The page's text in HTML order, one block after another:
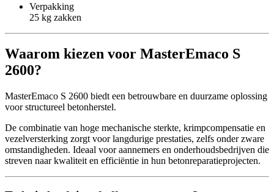
Verpakking
25 kg zakken
Waarom kiezen voor MasterEmaco S
2600?
MasterEmaco S 2600 biedt een betrouwbare en duurzame oplossing
voor structureel betonherstel.
De combinatie van hoge mechanische sterkte, krimpcompensatie en
vezelversterking zorgt voor langdurige prestaties, zelfs onder zware
omstandigheden. Ideaal voor aannemers en onderhoudsbedrijven die
streven naar kwaliteit en efficiëntie in hun betonreparatieprojecten.